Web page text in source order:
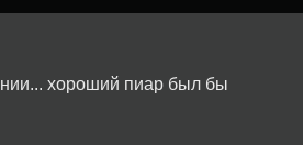
хороший пиар был бы